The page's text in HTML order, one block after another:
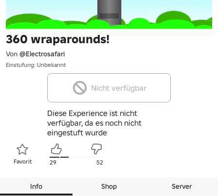
360 wraparounds!
Von @Electrosafari
Einstufung: Unbekannt
Nicht verfügbar
Diese Experience ist nicht
verfügbar, da es noch nicht
eingestuft wurde
Favorit 29 52
Info Shop Server